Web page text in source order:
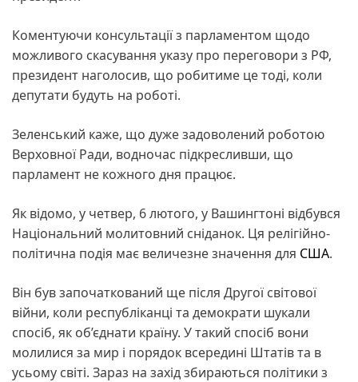
Коментуючи консультації з парламентом щодо
можливого скасування указу про переговори з РФ,
президент наголосив, що робитиме це тоді, коли
депутати будуть на роботі.
Зеленський каже, що дуже задоволений роботою
Верховної Ради, водночас підкресливши, що
парламент не кожного дня працює.
Як відомо, у четвер, 6 лютого, у Вашингтоні відбувся
Національний молитовний сніданок. Ця релігійно-
політична подія має величезне значення для США.
Він був започаткований ще після Другої світової
війни, коли республіканці та демократи шукали
спосіб, як об’єднати країну. У такий спосіб вони
молилися за мир і порядок всередині Штатів та в
усьому світі. Зараз на захід збираються політики з